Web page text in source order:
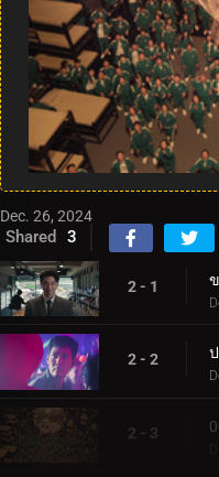
Dec. 26, 2024
Shared 3
2 - 1
2 - 2
2 - 3